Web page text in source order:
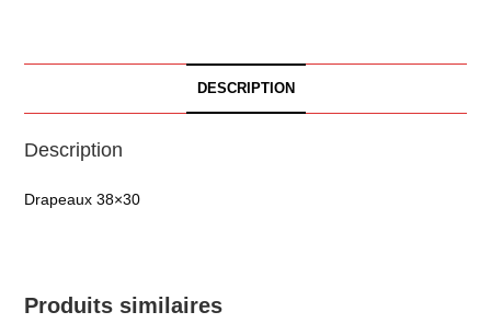
DESCRIPTION
Description
Drapeaux 38×30
Produits similaires